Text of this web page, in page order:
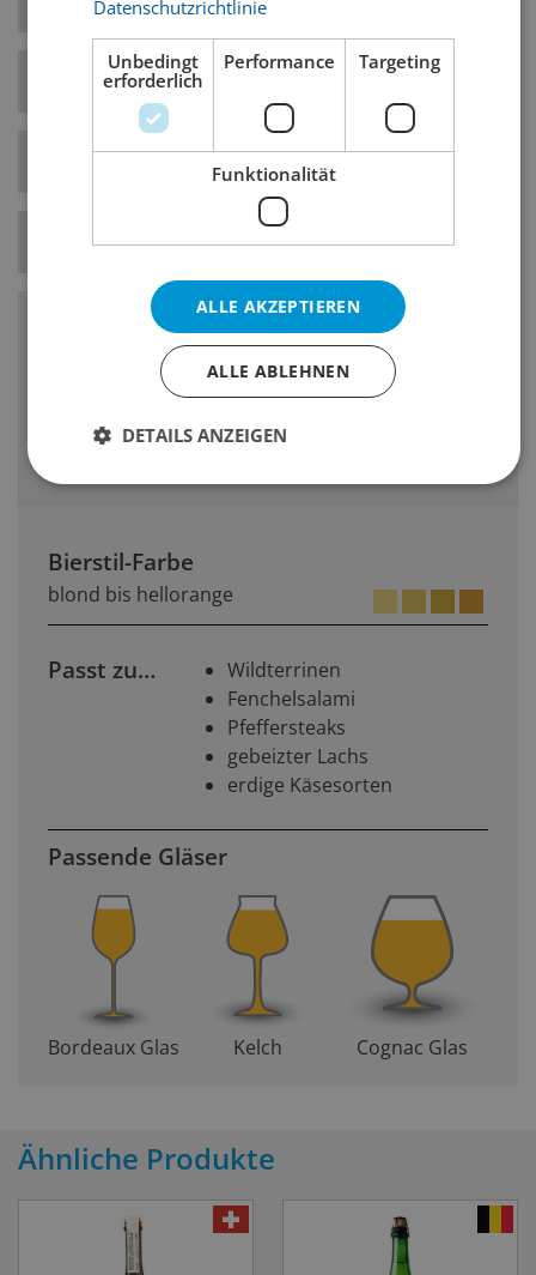
Hefe-Art
Belgische Biere
Temperatur 9° C
Charakteristika
Körper: aromatisch, trocken
vielschichtig, fordernd
Bierstil-Farbe
blond bis hellorange
Passt zu…
Wildterrinen
Fenchelsalami
Pfeffersteaks
gebeizter Lachs
erdige Käsesorten
Passende Gläser
Bordeaux Glas Kelch Cognac Glas
Ähnliche Produkte
Datenschutzrichtlinie
Unbedingt
erforderlich
Performance Targeting
Funktionalität
ALLE AKZEPTIEREN
ALLE ABLEHNEN
DETAILS ANZEIGEN